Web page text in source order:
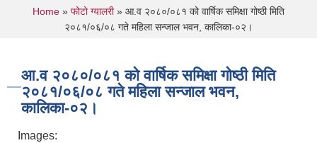
You are here
Home » फोटो ग्यालरी» आ.व २०८०/०८१ को वार्षिक समिक्षा गोष्ठी मिति
२०८१/०६/०८ गते महिला सन्जाल भवन, कालिका-०२।
आ.व २०८०/०८१ को वार्षिक समिक्षा गोष्ठी मिति
२०८१/०६/०८ गते महिला सन्जाल भवन,
कालिका-०२।
Images: